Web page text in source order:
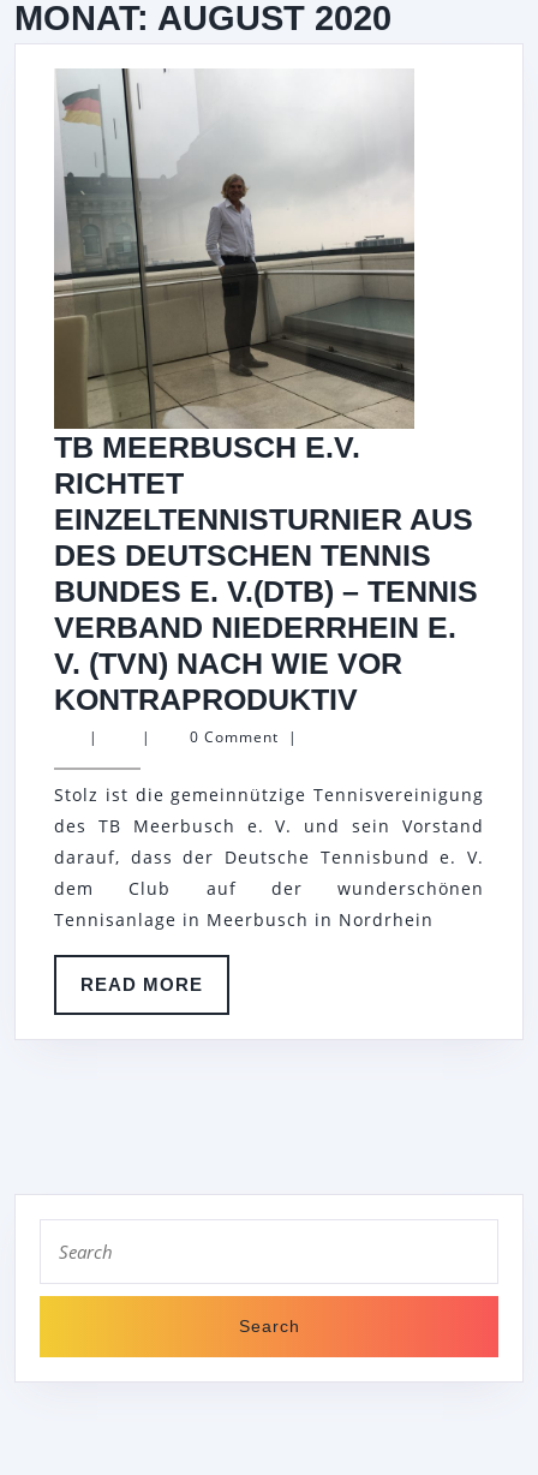
MONAT: AUGUST 2020
TB MEERBUSCH E.V.
RICHTET
EINZELTENNISTURNIER AUS
DES DEUTSCHEN TENNIS
BUNDES E. V.(DTB) – TENNIS
VERBAND NIEDERRHEIN E.
V. (TVN) NACH WIE VOR
KONTRAPRODUKTIVTB
RICHTET
AUS
DES
TENNIS
(TVN)
| | 0 Comment |
Stolz ist die gemeinnützige Tennisvereinigung
des TB Meerbusch e. V. und sein Vorstand
darauf, dass der Deutsche Tennisbund e. V.
dem Club auf der wunderschönen
Tennisanlage in Meerbusch in Nordrhein
READ MORE
MORE
for: